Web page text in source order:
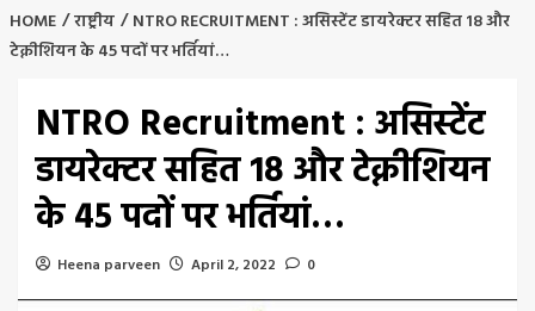
HOME राष्ट्रीय
NTRO RECRUITMENT : असिस्टेंट डायरेक्टर सहित 18 और
टेक्नीशियन के 45 पदों पर भर्तियां…
NTRO Recruitment : असिस्टेंट
डायरेक्टर सहित 18 और टेक्नीशियन
के 45 पदों पर भर्तियां…
Heena parveen April 2, 2022 0